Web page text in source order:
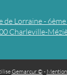
de Lorraine -
Charleville-
Gemarcur © -